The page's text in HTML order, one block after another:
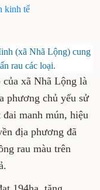
kinh tế
(xã Nhã Lộng) cung
rau các loại.
xã Nhã Lộng là
phương chủ yếu sử
manh mún, hiệu
địa phương đã
rau màu trên